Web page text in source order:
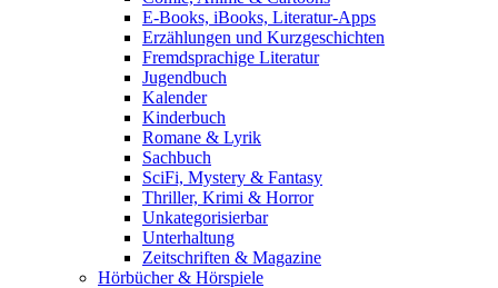
E-Books, iBooks, Literatur-Apps
Erzählungen und Kurzgeschichten
Fremdsprachige Literatur
Jugendbuch
Kalender
Kinderbuch
Romane & Lyrik
Sachbuch
SciFi, Mystery & Fantasy
Thriller, Krimi & Horror
Unkategorisierbar
Unterhaltung
Zeitschriften & Magazine
Hörbücher & Hörspiele